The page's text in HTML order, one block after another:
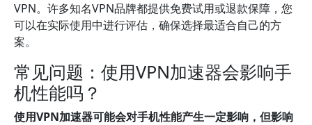
VPN。许多知名VPN品牌都提供免费试用或退款保障，您
可以在实际使用中进行评估，确保选择最适合自己的方
案。
常见问题：使用VPN加速器会影响手
机性能吗？
使用VPN加速器可能会对手机性能产生一定影响，但影响